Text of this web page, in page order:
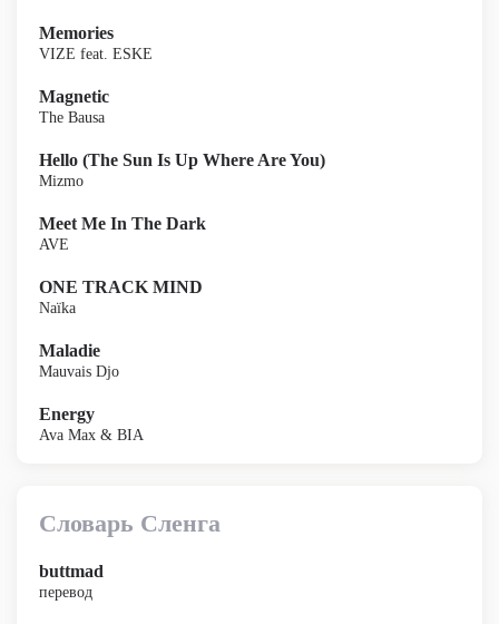
Memories
VIZE feat. ESKE
Magnetic
The Bausa
Hello (The Sun Is Up Where Are You)
Mizmo
Meet Me In The Dark
AVE
ONE TRACK MIND
Naïka
Maladie
Mauvais Djo
Energy
Ava Max & BIA
Словарь Сленга
buttmad
перевод